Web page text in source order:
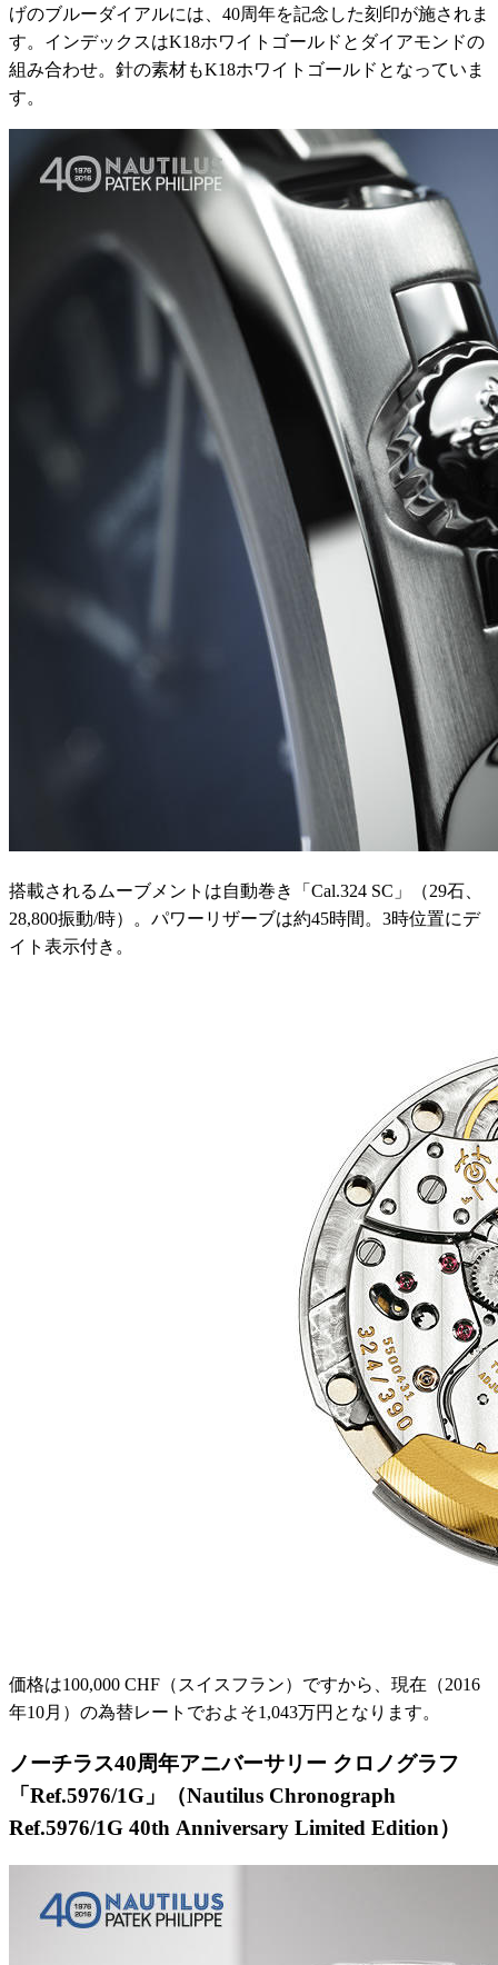
げのブルーダイアルには、40周年を記念した刻印が施されま
す。インデックスはK18ホワイトゴールドとダイアモンドの
組み合わせ。針の素材もK18ホワイトゴールドとなっていま
す。
搭載されるムーブメントは自動巻き「Cal.324 SC」（29石、
28,800振動/時）。パワーリザーブは約45時間。3時位置にデ
イト表示付き。
価格は100,000 CHF（スイスフラン）ですから、現在（2016
年10月）の為替レートでおよそ1,043万円となります。
ノーチラス40周年アニバーサリー クロノグラフ
「Ref.5976/1G」（Nautilus Chronograph
Ref.5976/1G 40th Anniversary Limited Edition）